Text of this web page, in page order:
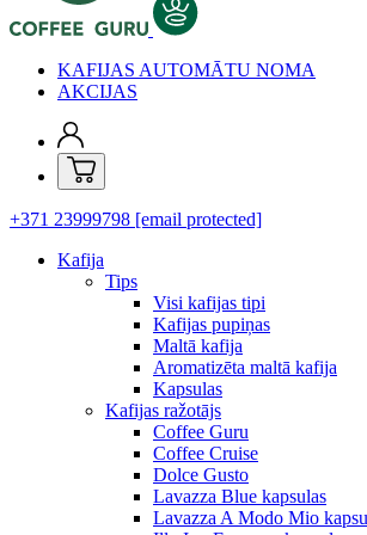
KAFIJAS AUTOMĀTU NOMA
AKCIJAS
+371 23999798 [email protected]
Kafija
Tips
Visi kafijas tipi
Kafijas pupiņas
Maltā kafija
Aromatizēta maltā kafija
Kapsulas
Kafijas ražotājs
Coffee Guru
Coffee Cruise
Dolce Gusto
Lavazza Blue kapsulas
Lavazza A Modo Mio